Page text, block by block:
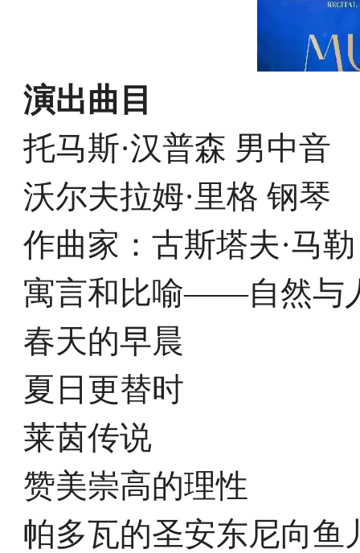
演出曲目
托马斯·汉普森 男中音
沃尔夫拉姆·里格 钢琴
作曲家：古斯塔夫·马勒
寓言和比喻——自然与
春天的早晨
夏日更替时
莱茵传说
赞美崇高的理性
帕多瓦的圣安东尼向鱼